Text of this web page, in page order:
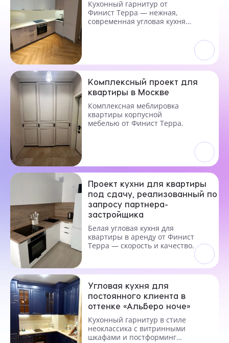
Кухонный гарнитур от
Финист Терра — нежная,
современная угловая кухня
Комплексный проект для
квартиры в Москве
Комплексная меблировка
квартиры корпусной
мебелью от Финист Терра.
Проект кухни для квартиры
под сдачу, реализованный по
запросу партнера-
застройщика
Белая угловая кухня для
квартиры в аренду от Финист
Терра — скорость и качество.
Угловая кухня для
постоянного клиента в
оттенке «Альберо ноче»
Кухонный гарнитур в стиле
неоклассика с витринными
шкафами и постформинг